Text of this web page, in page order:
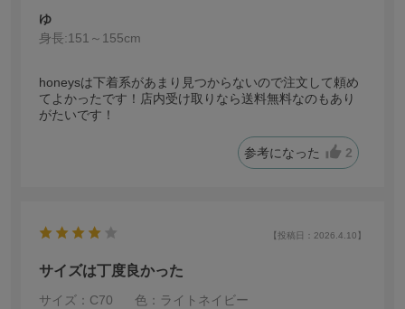
ゆ
身長:151～155cm
honeysは下着系があまり見つからないので注文して頼め
てよかったです！店内受け取りなら送料無料なのもあり
がたいです！
参考になった 2
【投稿日：2026.4.10】
サイズは丁度良かった
サイズ：C70
色：ライトネイビー